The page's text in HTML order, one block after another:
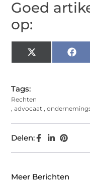
Goed
op:
X
(Twitter)
Tags:
Rechten
,advocaat ,
Delen:
Meer Berichten